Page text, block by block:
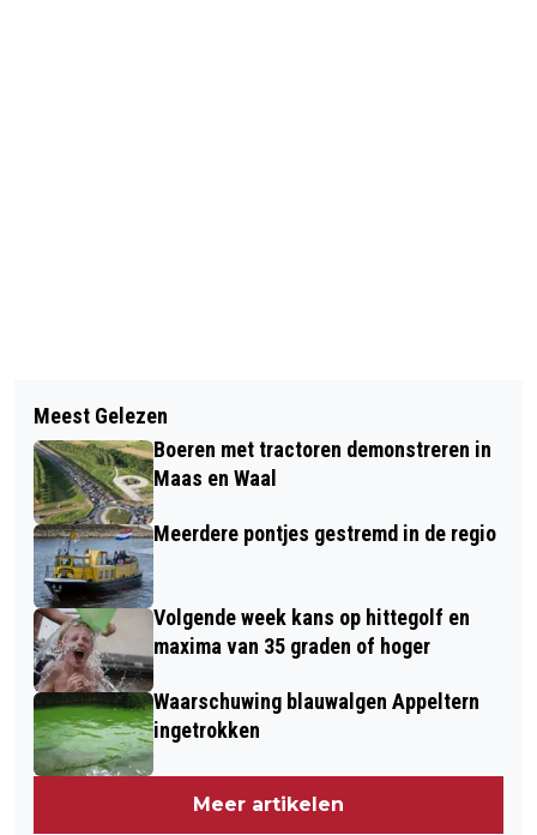
PRIJZEN POSTCODELOTERIJ
GEMEENTE WEST MAAS EN WAAL
OKTOBER 2025
DRUTEN LEEFT OP TIJDENS DE 207ᵉ
LESTE MERT: EEUWENOUDE TRADITIE
NOG SPRINGLEVEND
Meest Gelezen
Boeren met tractoren demonstreren in
Maas en Waal
Meerdere pontjes gestremd in de regio
Volgende week kans op hittegolf en
maxima van 35 graden of hoger
Waarschuwing blauwalgen Appeltern
ingetrokken
Meer artikelen